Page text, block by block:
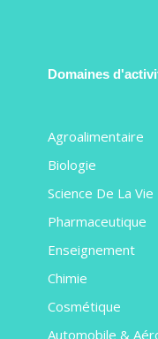
Domaines
Agroalimentaire
Biologie
Science De La Vie
Pharmaceutique
Enseignement
Chimie
Cosmétique
Automobile &